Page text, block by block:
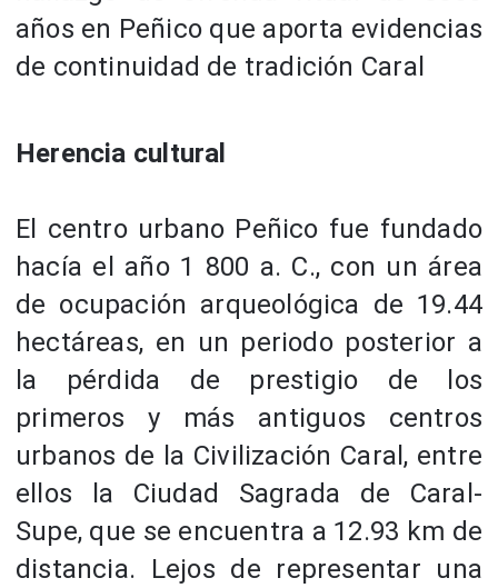
Herencia cultural
El centro urbano Peñico fue fundado
hacía el año 1 800 a. C., con un área
de ocupación arqueológica de 19.44
hectáreas, en un periodo posterior a
la pérdida de prestigio de los
primeros y más antiguos centros
urbanos de la Civilización Caral, entre
ellos la Ciudad Sagrada de Caral-
Supe, que se encuentra a 12.93 km de
distancia. Lejos de representar una